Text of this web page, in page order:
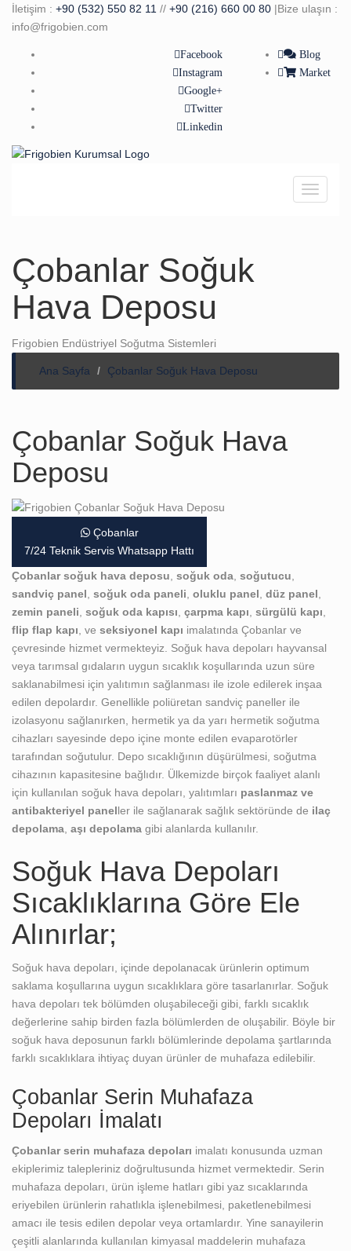
İletişim : +90 (532) 550 82 11 // +90 (216) 660 00 80 |Bize ulaşın :
info@frigobien.com
Facebook
Instagram
Google+
Twitter
Linkedin
Blog
Market
Çobanlar Soğuk
Hava Deposu
Frigobien Endüstriyel Soğutma Sistemleri
Ana Sayfa Çobanlar Soğuk Hava Deposu
Çobanlar Soğuk Hava
Deposu
Çobanlar
7/24 Teknik Servis Whatsapp Hattı
Çobanlar soğuk hava deposu soğuk oda soğutucu
sandviç panel soğuk oda paneli oluklu panel düz panel
zemin paneli soğuk oda kapısı çarpma kapı sürgülü kapı
flip flap kapı , ve seksiyonel kapı imalatında Çobanlar ve
çevresinde hizmet vermekteyiz. Soğuk hava depoları hayvansal
veya tarımsal gıdaların uygun sıcaklık koşullarında uzun süre
saklanabilmesi için yalıtımın sağlanması ile izole edilerek inşaa
edilen depolardır. Genellikle poliüretan sandviç paneller ile
izolasyonu sağlanırken, hermetik ya da yarı hermetik soğutma
cihazları sayesinde depo içine monte edilen evaparotörler
tarafından soğutulur. Depo sıcaklığının düşürülmesi, soğutma
cihazının kapasitesine bağlıdır. Ülkemizde birçok faaliyet alanlı
için kullanılan soğuk hava depoları, yalıtımları paslanmaz ve
antibakteriyel paneller ile sağlanarak sağlık sektöründe de ilaç
depolama aşı depolama gibi alanlarda kullanılır.
Soğuk Hava Depoları
Sıcaklıklarına Göre Ele
Alınırlar;
Soğuk hava depoları, içinde depolanacak ürünlerin optimum
saklama koşullarına uygun sıcaklıklara göre tasarlanırlar. Soğuk
hava depoları tek bölümden oluşabileceği gibi, farklı sıcaklık
değerlerine sahip birden fazla bölümlerden de oluşabilir. Böyle bir
soğuk hava deposunun farklı bölümlerinde depolama şartlarında
farklı sıcaklıklara ihtiyaç duyan ürünler de muhafaza edilebilir.
Çobanlar Serin Muhafaza
Depoları İmalatı
Çobanlar serin muhafaza depoları imalatı konusunda uzman
ekiplerimiz talepleriniz doğrultusunda hizmet vermektedir. Serin
muhafaza depoları, ürün işleme hatları gibi yaz sıcaklarında
eriyebilen ürünlerin rahatlıkla işlenebilmesi, paketlenebilmesi
amacı ile tesis edilen depolar veya ortamlardır. Yine sanayilerin
çeşitli alanlarında kullanılan kimyasal maddelerin muhafaza